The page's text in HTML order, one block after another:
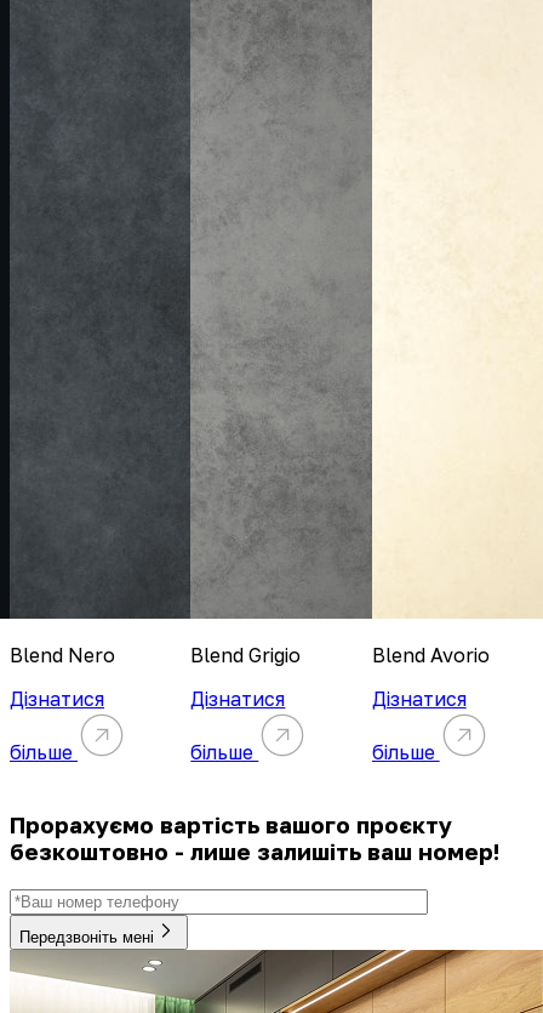
Blend Nero
Дізнатися
більше
Blend Grigio
Дізнатися
більше
Blend Avorio
Дізнатися
більше
Прорахуємо вартість вашого проєкту
безкоштовно - лише залишіть ваш номер!
Передзвоніть мені